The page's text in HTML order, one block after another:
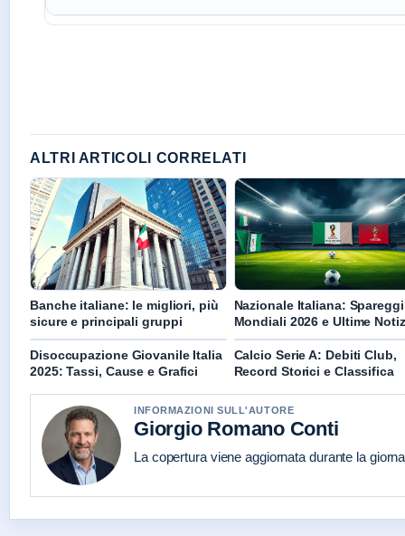
ALTRI ARTICOLI CORRELATI
Banche italiane: le migliori, più
sicure e principali gruppi
Nazionale Italiana: Spareggi
Mondiali 2026 e Ultime
Disoccupazione Giovanile Italia
2025: Tassi, Cause e Grafici
Calcio Serie A: Debiti Club,
Record Storici e Classifica
INFORMAZIONI SULL'AUTORE
Giorgio Romano Conti
La copertura viene aggiornata durante la